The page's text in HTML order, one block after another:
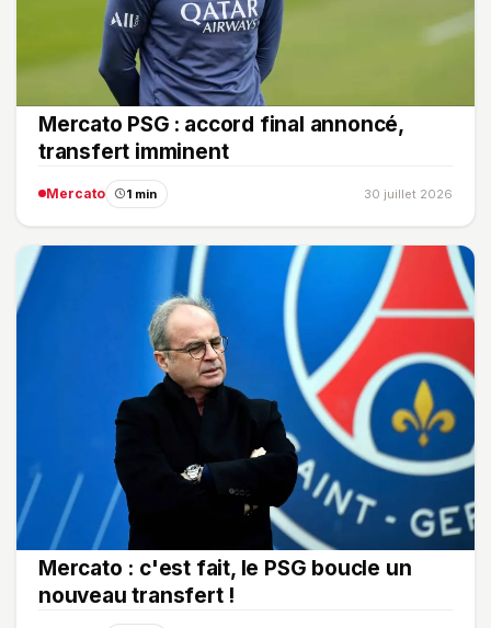
Mercato PSG : accord final annoncé,
transfert imminent
Mercato 1 min 30 juillet 2026
Mercato : c'est fait, le PSG boucle un
nouveau transfert !